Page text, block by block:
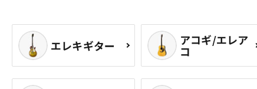
エレキギター アコギ/エレア
コ